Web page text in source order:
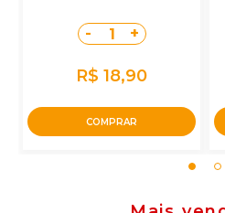
- 1 +
R$ 18,90
COMPRAR